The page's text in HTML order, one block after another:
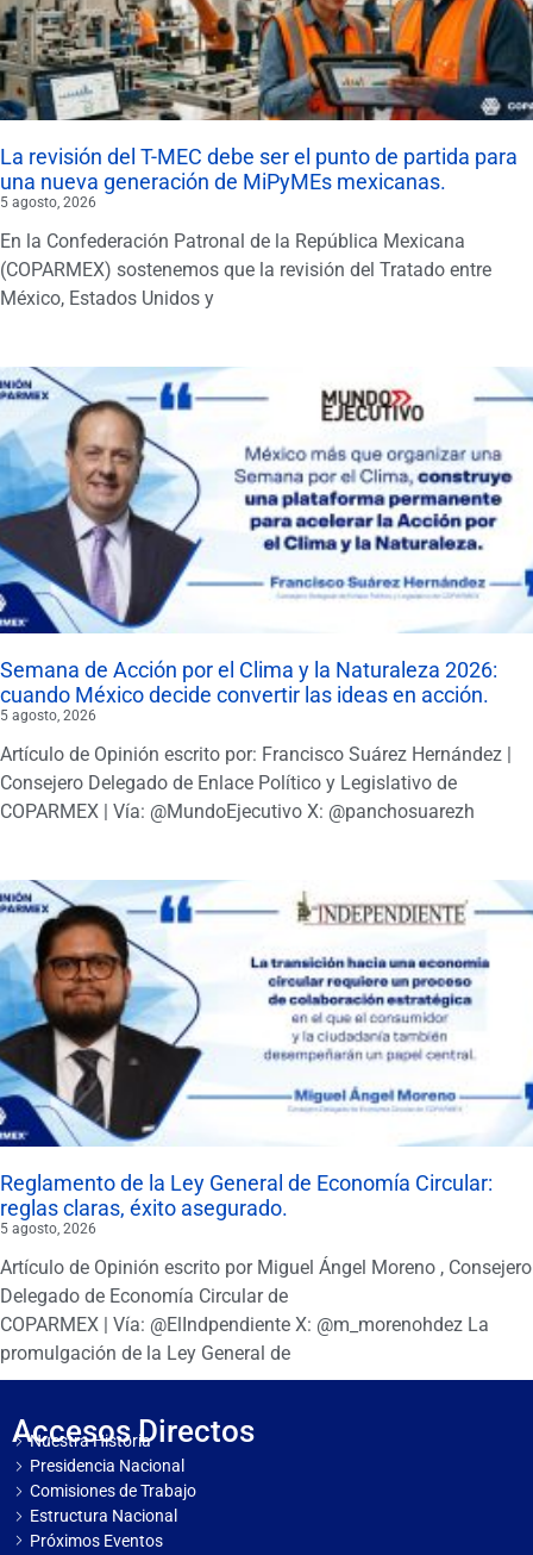
La revisión del T-MEC debe ser el punto de partida para
una nueva generación de MiPyMEs mexicanas.
5 agosto, 2026
En la Confederación Patronal de la República Mexicana
(COPARMEX) sostenemos que la revisión del Tratado entre
México, Estados Unidos y
Semana de Acción por el Clima y la Naturaleza 2026:
cuando México decide convertir las ideas en acción.
5 agosto, 2026
Artículo de Opinión escrito por: Francisco Suárez Hernández |
Consejero Delegado de Enlace Político y Legislativo de
COPARMEX | Vía: @MundoEjecutivo X: @panchosuarezh
Reglamento de la Ley General de Economía Circular:
reglas claras, éxito asegurado.
5 agosto, 2026
Artículo de Opinión escrito por Miguel Ángel Moreno , Consejero
Delegado de Economía Circular de
COPARMEX | Vía: @ElIndpendiente X: @m_morenohdez La
promulgación de la Ley General de
Accesos Directos
Nuestra Historia
Presidencia Nacional
Comisiones de Trabajo
Estructura Nacional
Próximos Eventos